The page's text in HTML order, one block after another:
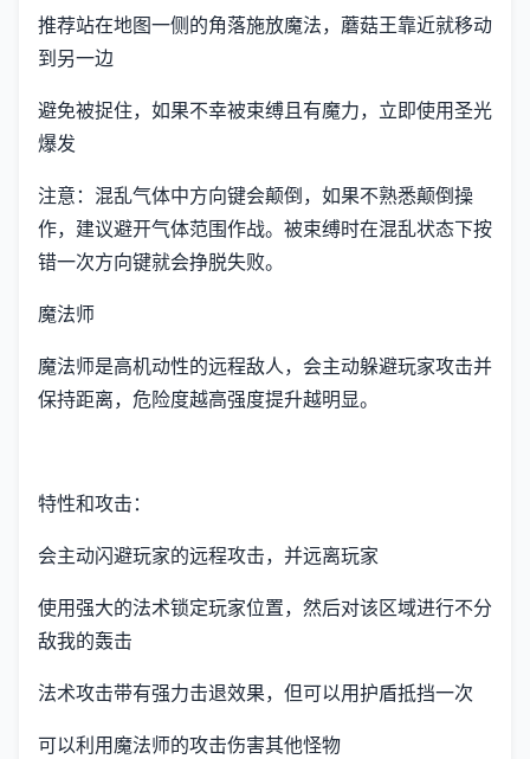
推荐站在地图一侧的角落施放魔法，蘑菇王靠近就移动
到另一边
避免被捉住，如果不幸被束缚且有魔力，立即使用圣光
爆发
注意：混乱气体中方向键会颠倒，如果不熟悉颠倒操
作，建议避开气体范围作战。被束缚时在混乱状态下按
错一次方向键就会挣脱失败。
魔法师
魔法师是高机动性的远程敌人，会主动躲避玩家攻击并
保持距离，危险度越高强度提升越明显。
特性和攻击：
会主动闪避玩家的远程攻击，并远离玩家
使用强大的法术锁定玩家位置，然后对该区域进行不分
敌我的轰击
法术攻击带有强力击退效果，但可以用护盾抵挡一次
可以利用魔法师的攻击伤害其他怪物